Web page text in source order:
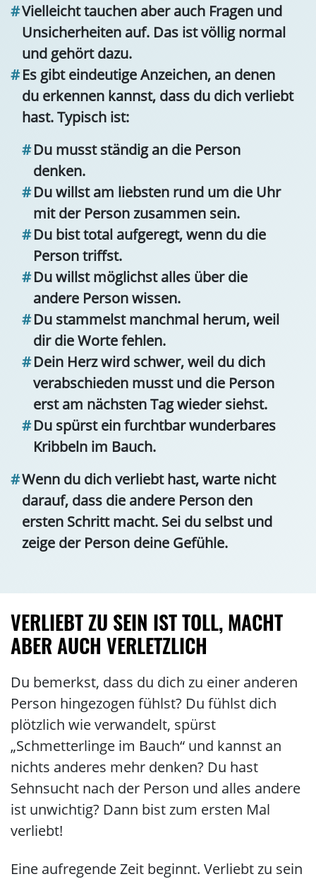
Vielleicht tauchen aber auch Fragen und
Unsicherheiten auf. Das ist völlig normal
und gehört dazu.
Es gibt eindeutige Anzeichen, an denen
du erkennen kannst, dass du dich verliebt
hast. Typisch ist:
Du musst ständig an die Person
denken.
Du willst am liebsten rund um die Uhr
mit der Person zusammen sein.
Du bist total aufgeregt, wenn du die
Person triffst.
Du willst möglichst alles über die
andere Person wissen.
Du stammelst manchmal herum, weil
dir die Worte fehlen.
Dein Herz wird schwer, weil du dich
verabschieden musst und die Person
erst am nächsten Tag wieder siehst.
Du spürst ein furchtbar wunderbares
Kribbeln im Bauch.
Wenn du dich verliebt hast, warte nicht
darauf, dass die andere Person den
ersten Schritt macht. Sei du selbst und
zeige der Person deine Gefühle.
VERLIEBT ZU SEIN IST TOLL, MACHT
ABER AUCH VERLETZLICH
Du bemerkst, dass du dich zu einer anderen
Person hingezogen fühlst? Du fühlst dich
plötzlich wie verwandelt, spürst
„Schmetterlinge im Bauch“ und kannst an
nichts anderes mehr denken? Du hast
Sehnsucht nach der Person und alles andere
ist unwichtig? Dann bist zum ersten Mal
verliebt!
Eine aufregende Zeit beginnt. Verliebt zu sein